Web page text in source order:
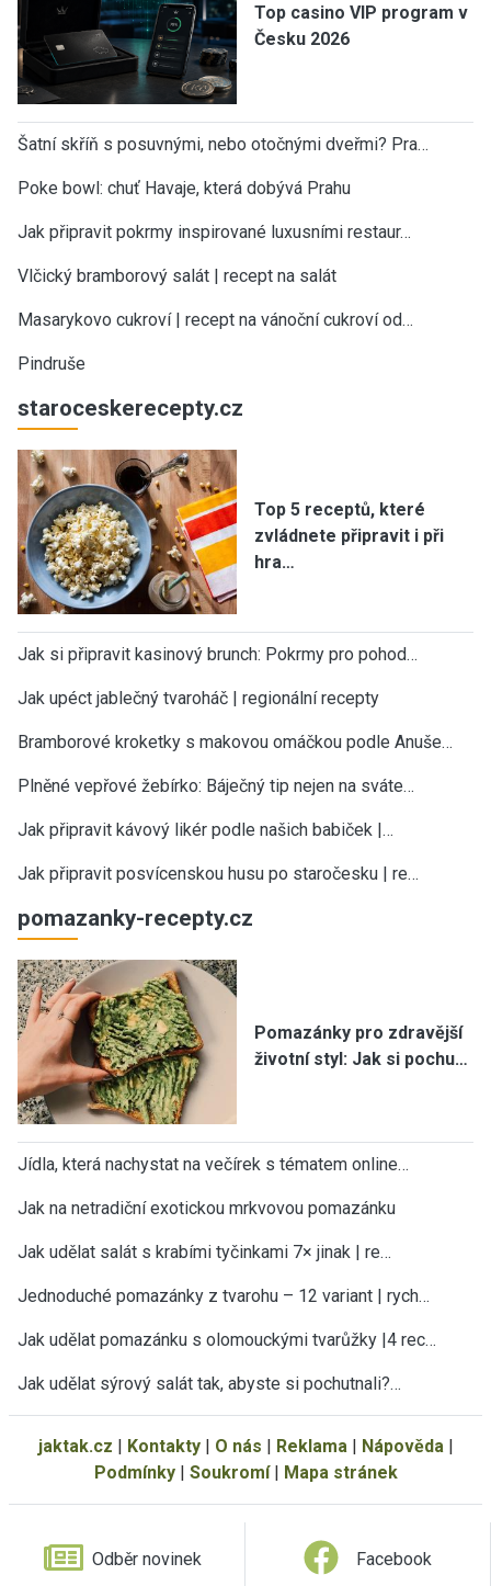
Top casino VIP program v
Česku 2026
Šatní skříň s posuvnými, nebo otočnými dveřmi? Pra…
Poke bowl: chuť Havaje, která dobývá Prahu
Jak připravit pokrmy inspirované luxusními restaur…
Vlčický bramborový salát | recept na salát
Masarykovo cukroví | recept na vánoční cukroví od…
Pindruše
staroceskerecepty.cz
Top 5 receptů, které
zvládnete připravit i při
hra…
Jak si připravit kasinový brunch: Pokrmy pro pohod…
Jak upéct jablečný tvaroháč | regionální recepty
Bramborové kroketky s makovou omáčkou podle Anuše…
Plněné vepřové žebírko: Báječný tip nejen na sváte…
Jak připravit kávový likér podle našich babiček |…
Jak připravit posvícenskou husu po staročesku | re…
pomazanky-recepty.cz
Pomazánky pro zdravější
životní styl: Jak si pochu…
Jídla, která nachystat na večírek s tématem online…
Jak na netradiční exotickou mrkvovou pomazánku
Jak udělat salát s krabími tyčinkami 7× jinak | re…
Jednoduché pomazánky z tvarohu – 12 variant | rych…
Jak udělat pomazánku s olomouckými tvarůžky |4 rec…
Jak udělat sýrový salát tak, abyste si pochutnali?…
jaktak.cz Kontakty| O nás Reklama| Nápověda|
Podmínky| Soukromí| Mapa stránek
Odběr novinek Facebook